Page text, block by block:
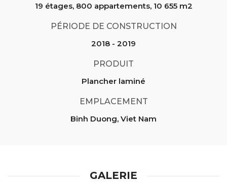
19 étages, 800 appartements, 10 655 m2
PÉRIODE DE CONSTRUCTION
2018 - 2019
PRODUIT
Plancher laminé
EMPLACEMENT
Binh Duong, Viet Nam
GALERIE